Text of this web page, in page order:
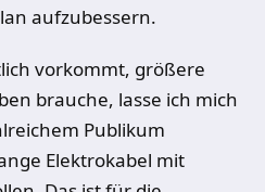
aufzubessern.
vorkommt, größere
brauche, lasse ich mich
Publikum
Elektrokabel mit